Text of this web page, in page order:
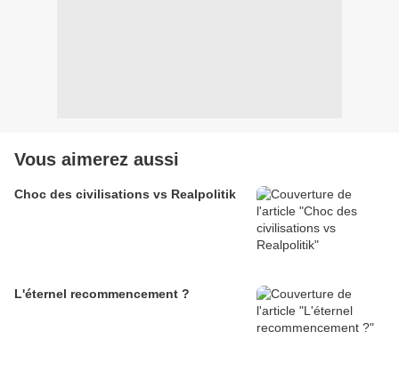
Vous aimerez aussi
Choc des civilisations vs Realpolitik
L'éternel recommencement ?